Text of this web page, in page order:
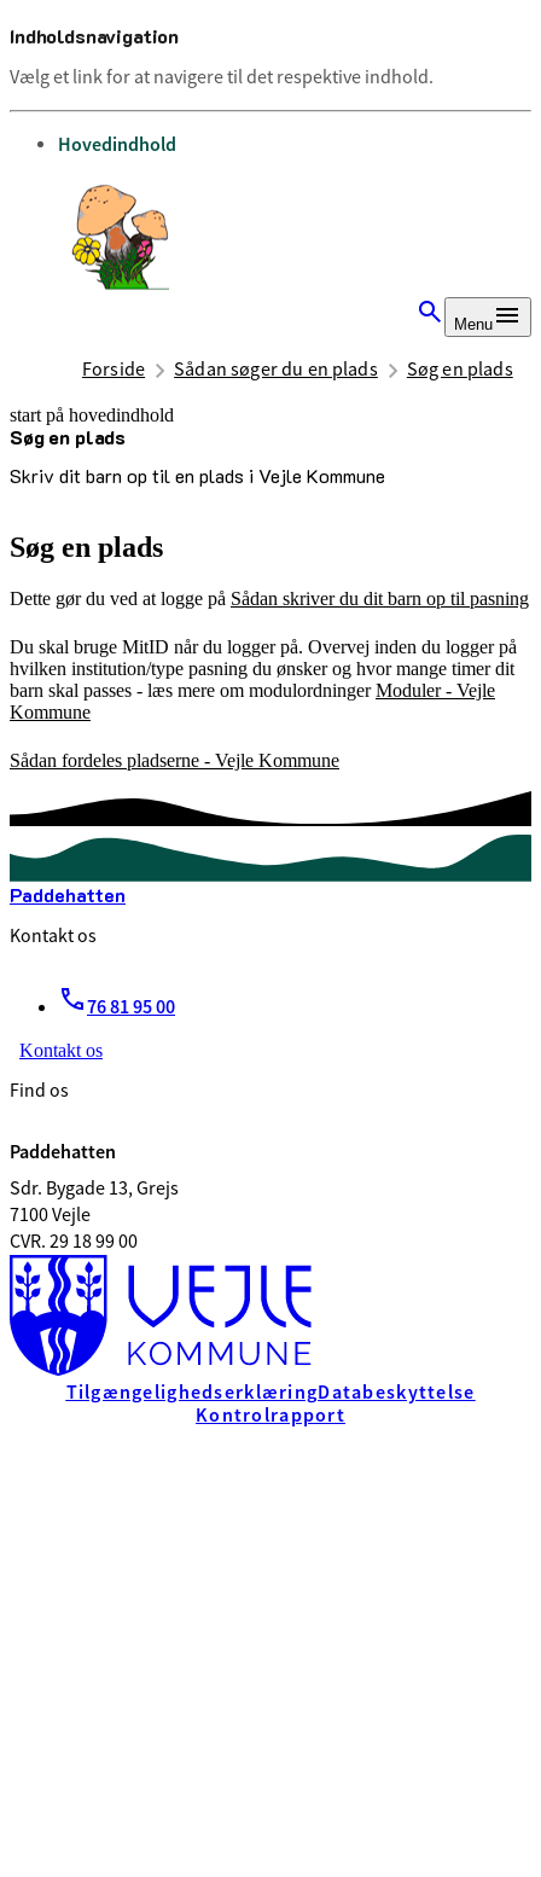
Indholdsnavigation
Vælg et link for at navigere til det respektive indhold.
gå til
Hovedindhold
Menu
Forside Sådan søger du en plads Søg en plads
start på hovedindhold
Søg en plads
Skriv dit barn op til en plads i Vejle Kommune
senest opdateret 9. juli 2025
Søg en plads
Dette gør du ved at logge på Sådan skriver du dit barn op til pasning
Du skal bruge MitID når du logger på. Overvej inden du logger på
hvilken institution/type pasning du ønsker og hvor mange timer dit
barn skal passes - læs mere om modulordningerModuler - Vejle
Kommune
Sådan fordeles pladserne - Vejle Kommune
Paddehatten
Kontakt os
76 81 95 00
Kontakt os
Find os
Paddehatten
Sdr. Bygade 13, Grejs
7100 Vejle
CVR. 29 18 99 00
TilgængelighedserklæringDatabeskyttelse
Kontrolrapport